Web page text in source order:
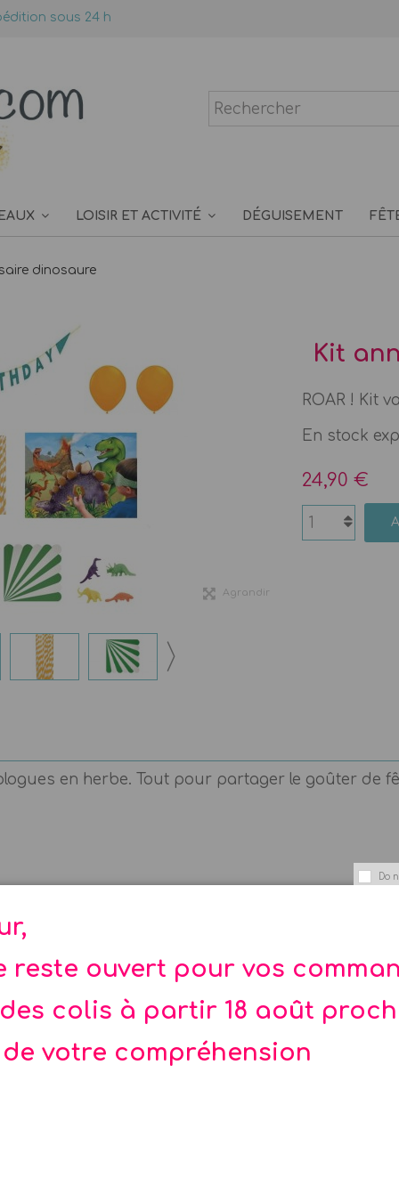
Do
reste ouvert pour vos
des colis à partir 18 août
votre compréhension
sous 24 h
LOISIR ET ACTIVITÉ DÉGUISEMENT
dinosaure
Agrandir
Kit
ROAR ! Kit
En stock
24,90 €
en herbe. Tout pour partager le goûter de
mm pour y glisser cadeaux, bonbons, biscuits ...